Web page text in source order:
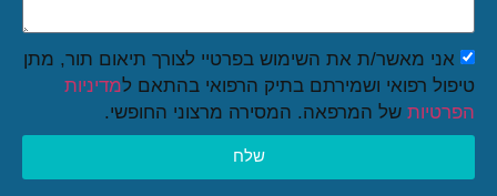
אני מאשר/ת את השימוש בפרטיי לצורך תיאום תור, מתן
טיפול רפואי ושמירתם בתיק הרפואי בהתאם למדיניות
הפרטיות של המרפאה. המסירה מרצוני החופשי.
שלח